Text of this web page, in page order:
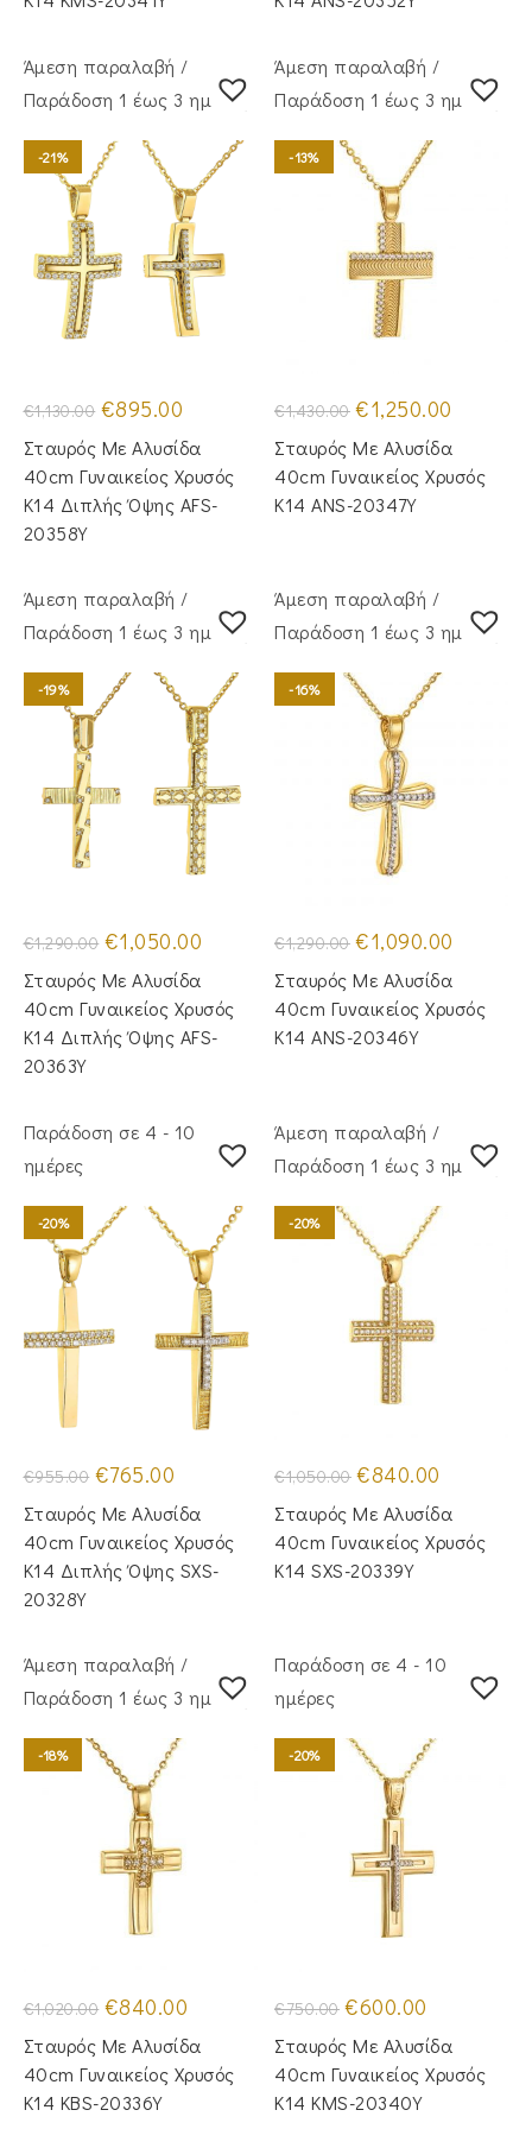
Άμεση παραλαβή /
Παράδoση 1 έως 3 ημέρες
-21%
€1,130.00 Original
price
was:
€1,130.00.
€895.00
τιμή
είναι:
€895.00.
Σταυρός Mε Aλυσίδα
40cm Γυναικείος Χρυσός
Κ14 Διπλής Όψης AFS-
20358Y
Άμεση παραλαβή /
Παράδoση 1 έως 3 ημέρες
-13%
€1,430.00 Original
price
was:
€1,430.00.
€1,250.00
είναι:
€1,250.00.
Σταυρός Mε Aλυσίδα
40cm Γυναικείος Χρυσός
Κ14 ANS-20347Y
Άμεση παραλαβή /
Παράδoση 1 έως 3 ημέρες
-19%
€1,290.00 Original
price
was:
€1,290.00.
€1,050.00
€1,050.00.
Σταυρός Mε Aλυσίδα
40cm Γυναικείος Χρυσός
Κ14 Διπλής Όψης AFS-
20363Y
Άμεση παραλαβή /
Παράδoση 1 έως 3 ημέρες
-16%
€1,290.00 Original
price
was:
€1,290.00.
€1,090.00
είναι:
€1,090.00.
Σταυρός Mε Aλυσίδα
40cm Γυναικείος Χρυσός
Κ14 ANS-20346Y
Παράδοση σε 4 - 10
ημέρες
-20%
€955.00 Original
price
was:
€955.00.
€765.00
τιμή
είναι:
€765.00.
Σταυρός Με Αλυσίδα
40cm Γυναικείος Χρυσός
Κ14 Διπλής Όψης SXS-
20328Y
Άμεση παραλαβή /
Παράδoση 1 έως 3 ημέρες
-20%
€1,050.00 Original
price
was:
€1,050.00.
€840.00
τιμή
είναι:
€840.00.
Σταυρός Με Αλυσίδα
40cm Γυναικείος Χρυσός
Κ14 SXS-20339Y
Άμεση παραλαβή /
Παράδoση 1 έως 3 ημέρες
-18%
€1,020.00 Original
price
was:
€1,020.00.
€840.00
τιμή
είναι:
€840.00.
Σταυρός Mε Aλυσίδα
40cm Γυναικείος Χρυσός
Κ14 KBS-20336Y
Παράδοση σε 4 - 10
ημέρες
-20%
€750.00 Original
price
was:
€750.00.
€600.00
τιμή
είναι:
€600.00.
Σταυρός Με Αλυσίδα
40cm Γυναικείος Χρυσός
Κ14 KMS-20340Y